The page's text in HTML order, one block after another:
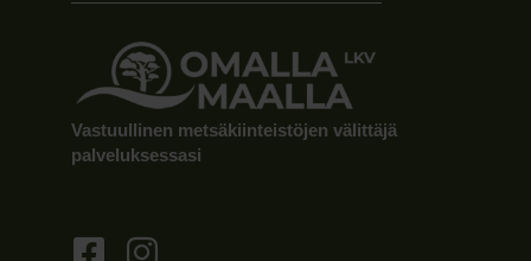
Vastuullinen metsäkiinteistöjen välittäjä
palveluksessasi